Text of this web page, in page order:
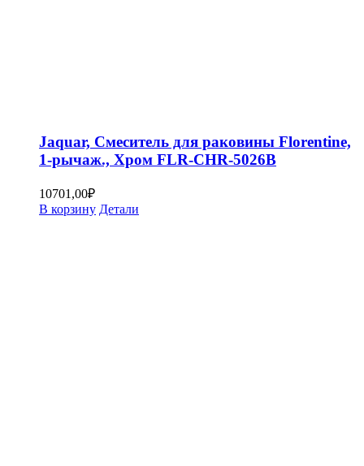
Jaquar, Смеситель для раковины Florentine,
1-рычаж., Хром FLR-CHR-5026B
10701,00₽
В корзину Детали